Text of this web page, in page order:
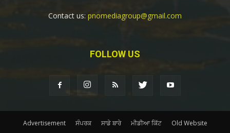
Contact us: pnomediagroup@gmail.com
FOLLOW US
Advertisement ਸੰਪਰਕ ਸਾਡੇ ਬਾਰੇ ਮੀਡੀਆ ਕਿੱਟ Old Website